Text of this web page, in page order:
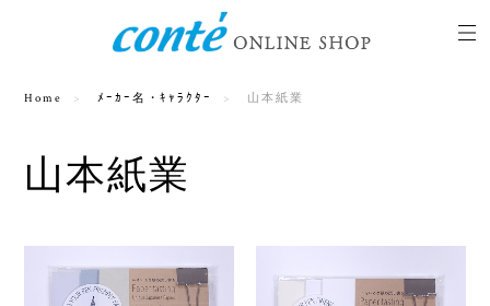
Home ﾒｰｶｰ名・ｷｬﾗｸﾀｰ 山本紙業
山本紙業